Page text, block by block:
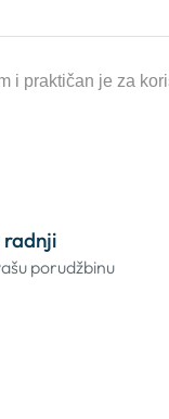
i praktičan je za
radnji
porudžbinu